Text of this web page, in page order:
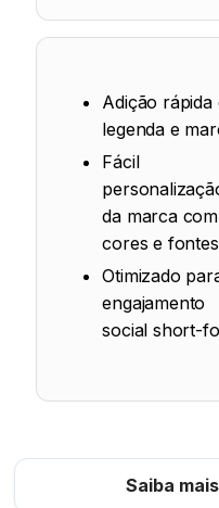
Adição rápida
legenda e
Fácil
da marca com
cores e fontes
Otimizado
engajamento
social short-
Saiba